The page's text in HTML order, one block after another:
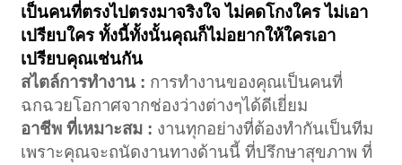
เป็นคนที่ตรงไปตรงมาจริงใจ ไม่คดโกงใคร ไม่เอา
เปรียบใคร ทั้งนี้ทั้งนั้นคุณก็ไม่อยากให้ใครเอา
เปรียบคุณเช่นกัน
สไตล์การทำงาน : การทำงานของคุณเป็นคนที่
ฉกฉวยโอกาศจากช่องว่างต่างๆได้ดีเยี่ยม
อาชีพ ที่เหมาะสม : งานทุกอย่างที่ต้องทำกันเป็นทีม
เพราะคุณจะถนัดงานทางด้านนี้ ที่ปรึกษาสุขภาพ ที่